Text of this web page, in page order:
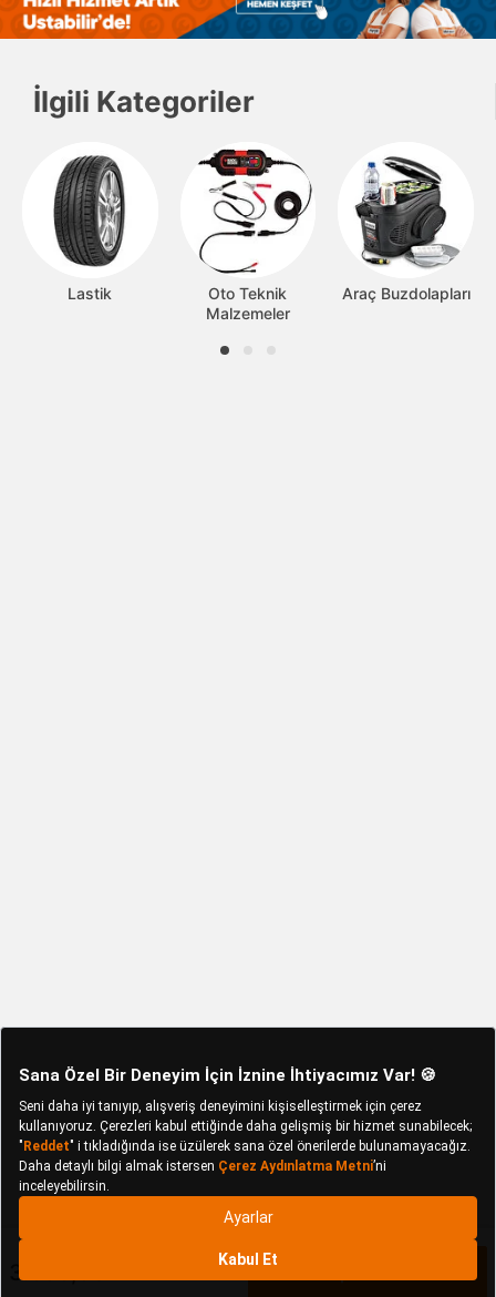
3.599,90 TL
İlgili Kategoriler
Lastik
Oto Teknik
Malzemeler
Araç Buzdolapları